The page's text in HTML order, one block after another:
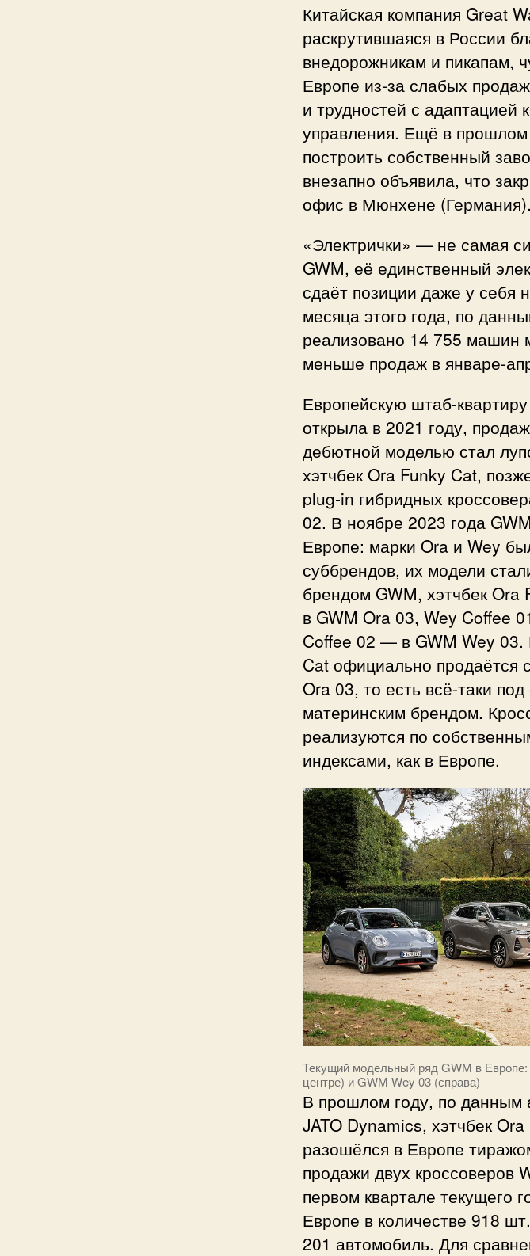
Китайская компания Great
раскрутившаяся в России
внедорожникам и пикапам,
Европе из-за слабых
и трудностей с адаптацией
управления. Ещё в
построить собственный
внезапно объявила, что
офис в Мюнхене (Германия).
«Электрички» — не самая
GWM, её единственный
сдаёт позиции даже у себя
месяца этого года, по
реализовано 14 755 машин
меньше продаж в январе-
Европейскую штаб-
открыла в 2021 году,
дебютной моделью стал
хэтчбек Ora Funky Cat,
plug-in гибридных
02. В ноябре 2023 года
Европе: марки Ora и Wey
суббрендов, их модели
брендом GWM, хэтчбек
в GWM Ora 03, Wey Coffee
Coffee 02 — в GWM Wey 03.
Cat официально продаётся
Ora 03, то есть всё-таки
материнским брендом.
реализуются по
индексами, как в Европе.
Текущий модельный ряд GWM в
центре) и GWM Wey 03 (справа)
В прошлом году, по данным
JATO Dynamics, хэтчбек
разошёлся в Европе
продажи двух кроссоверов
первом квартале текущего
Европе в количестве 918
201 автомобиль. Для